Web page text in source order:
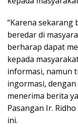
“Karena sekarang
beredar di
berharap dapat
kepada
informasi, namun
ingormasi,
menerima berita
Pasangan Ir.
ini.